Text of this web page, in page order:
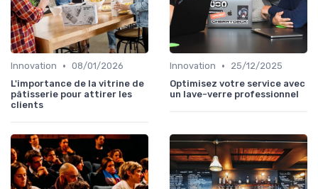
Innovation • 08/01/2026
L'importance de la vitrine de
pâtisserie pour attirer les
clients
Innovation •
25/12/2025
Optimisez votre service avec
un lave-verre professionnel